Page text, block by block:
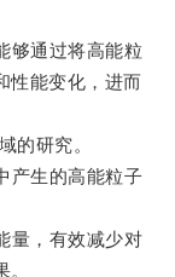
通过将高能粒
性能变化，进而
研究。
生的高能粒子
，有效减少对